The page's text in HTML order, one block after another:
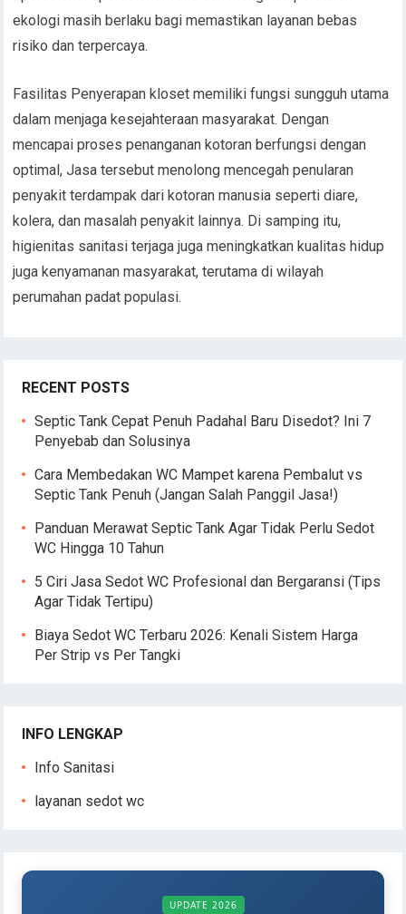
ekologi masih berlaku bagi memastikan layanan bebas
risiko dan terpercaya.
Fasilitas Penyerapan kloset memiliki fungsi sungguh utama
dalam menjaga kesejahteraan masyarakat. Dengan
mencapai proses penanganan kotoran berfungsi dengan
optimal, Jasa tersebut menolong mencegah penularan
penyakit terdampak dari kotoran manusia seperti diare,
kolera, dan masalah penyakit lainnya. Di samping itu,
higienitas sanitasi terjaga juga meningkatkan kualitas hidup
juga kenyamanan masyarakat, terutama di wilayah
perumahan padat populasi.
RECENT POSTS
Septic Tank Cepat Penuh Padahal Baru Disedot? Ini 7
Penyebab dan Solusinya
Cara Membedakan WC Mampet karena Pembalut vs
Septic Tank Penuh (Jangan Salah Panggil Jasa!)
Panduan Merawat Septic Tank Agar Tidak Perlu Sedot
WC Hingga 10 Tahun
5 Ciri Jasa Sedot WC Profesional dan Bergaransi (Tips
Agar Tidak Tertipu)
Biaya Sedot WC Terbaru 2026: Kenali Sistem Harga
Per Strip vs Per Tangki
INFO LENGKAP
Info Sanitasi
layanan sedot wc
UPDATE 2026